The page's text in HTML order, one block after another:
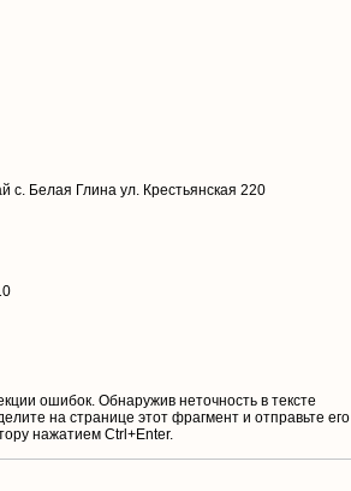
с. Белая Глина ул. Крестьянская 220
ошибок. Обнаружив неточность в тексте
на странице этот фрагмент и отправьте его
нажатием Ctrl+Enter.